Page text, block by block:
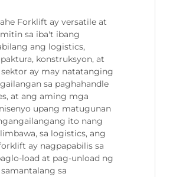
Forklift ay versatile at
sa iba't ibang
ang logistics,
konstruksyon, at
ay may natatanging
sa paghahandle
at ang aming mga
upang matugunan
ito nang
sa logistics, ang
ay nagpapabilis sa
load at pag-unload ng
sa